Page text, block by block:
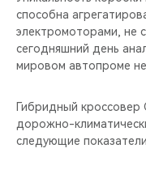
способна
электромоторами, не
сегодняшний день
мировом автопроме не
Гибридный кроссовер
дорожно-
следующие